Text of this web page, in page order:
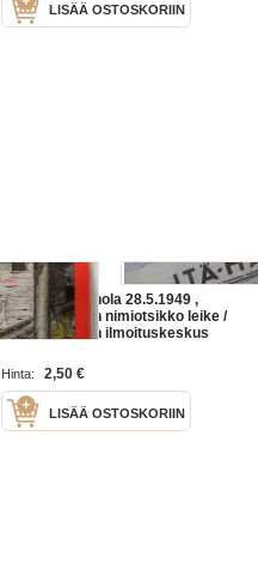
LISÄÄ OSTOSKORIIN
Itä-Häme, Heinola 28.5.1949 ,
sanomalehden nimiotsikko leike /
sanomalehtien ilmoituskeskus
Hinta: 2,50 €
LISÄÄ OSTOSKORIIN